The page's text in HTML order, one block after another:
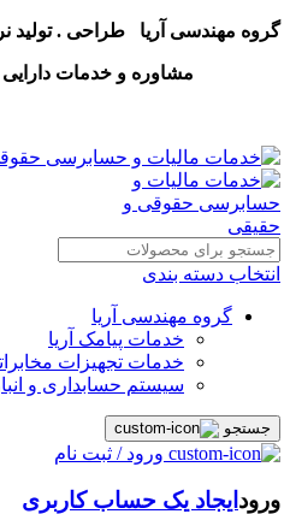
گروه مهندسی آریا طراحی . تولید
مشاوره و خدمات
انتخاب دسته بندی
گروه مهندسی آریا
خدمات پیامک آریا
خدمات تجهیزات
سیستم حسابداری و
جستجو
ورود / ثبت نام
ورود ایجاد یک حساب کاربری